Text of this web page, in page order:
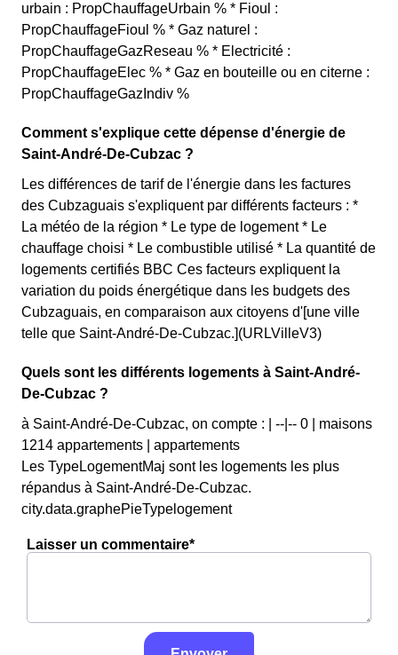
urbain : PropChauffageUrbain % * Fioul :
PropChauffageFioul % * Gaz naturel :
PropChauffageGazReseau % * Electricité :
PropChauffageElec % * Gaz en bouteille ou en citerne :
PropChauffageGazIndiv %
Comment s'explique cette dépense d'énergie de
Saint-André-De-Cubzac ?
Les différences de tarif de l'énergie dans les factures
des Cubzaguais s'expliquent par différents facteurs : *
La météo de la région * Le type de logement * Le
chauffage choisi * Le combustible utilisé * La quantité de
logements certifiés BBC Ces facteurs expliquent la
variation du poids énergétique dans les budgets des
Cubzaguais, en comparaison aux citoyens d'[une ville
telle que Saint-André-De-Cubzac.](URLVilleV3)
Quels sont les différents logements à Saint-André-
De-Cubzac ?
à Saint-André-De-Cubzac, on compte : | --|-- 0 | maisons
1214 appartements | appartements
Les TypeLogementMaj sont les logements les plus
répandus à Saint-André-De-Cubzac.
city.data.graphePieTypelogement
Laisser un commentaire*